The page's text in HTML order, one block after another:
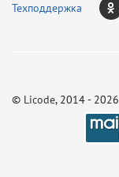
Техподдержка
© Licode, 2014 - 2026